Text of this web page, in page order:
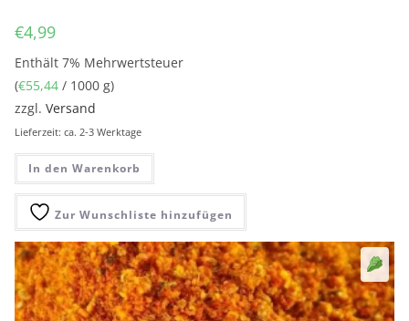
€4,99
Enthält 7% Mehrwertsteuer
(€55,44 / 1000 g)
zzgl.Versand
Lieferzeit: ca. 2-3 Werktage
In den Warenkorb
Zur Wunschliste hinzufügen